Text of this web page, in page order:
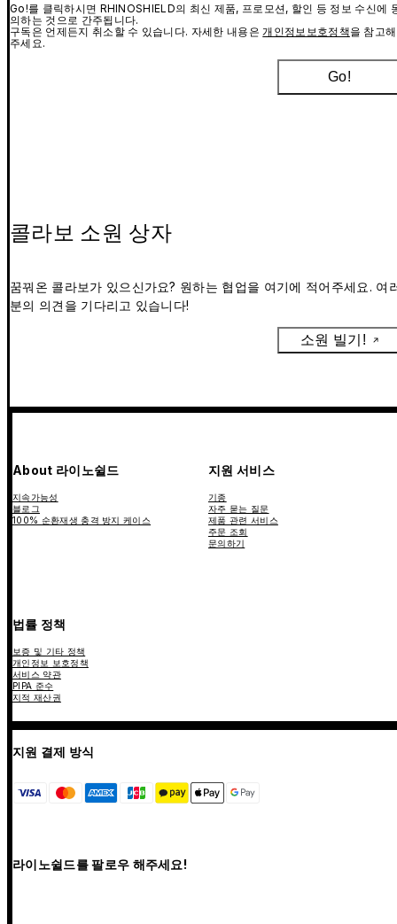
Go!를 클릭하시면 RHINOSHIELD의 최신 제품, 프로모션, 할인 등 정보 수신에
의하는 것으로 간주됩니다.
구독은 언제든지 취소할 수 있습니다. 자세한 내용은 개인정보보호정책을 참고해
주세요.
Go!
콜라보 소원 상자
꿈꿔온 콜라보가 있으신가요? 원하는 협업을 여기에 적어주세요. 여
분의 의견을 기다리고 있습니다!
소원 빌기!
About 라이노쉴드
지속가능성
블로그
100% 순환재생 충격 방지 케이스
지원 서비스
기종
자주 묻는 질문
제품 관련 서비스
주문 조회
문의하기
법률 정책
보증 및 기타 정책
개인정보 보호정책
서비스 약관
PIPA 준수
지적 재산권
지원 결제 방식
라이노쉴드를 팔로우 해주세요!